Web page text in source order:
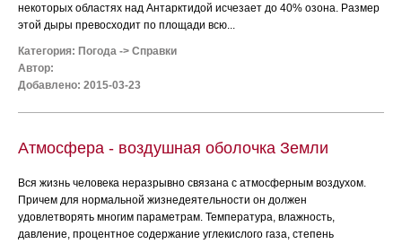
некоторых областях над Антарктидой исчезает до 40% озона. Размер
этой дыры превосходит по площади всю...
Категория: Погода -> Справки
Автор:
Добавлено: 2015-03-23
Атмосфера - воздушная оболочка Земли
Вся жизнь человека неразрывно связана с атмосферным воздухом.
Причем для нормальной жизнедеятельности он должен
удовлетворять многим параметрам. Температура, влажность,
давление, процентное содержание углекислого газа, степень